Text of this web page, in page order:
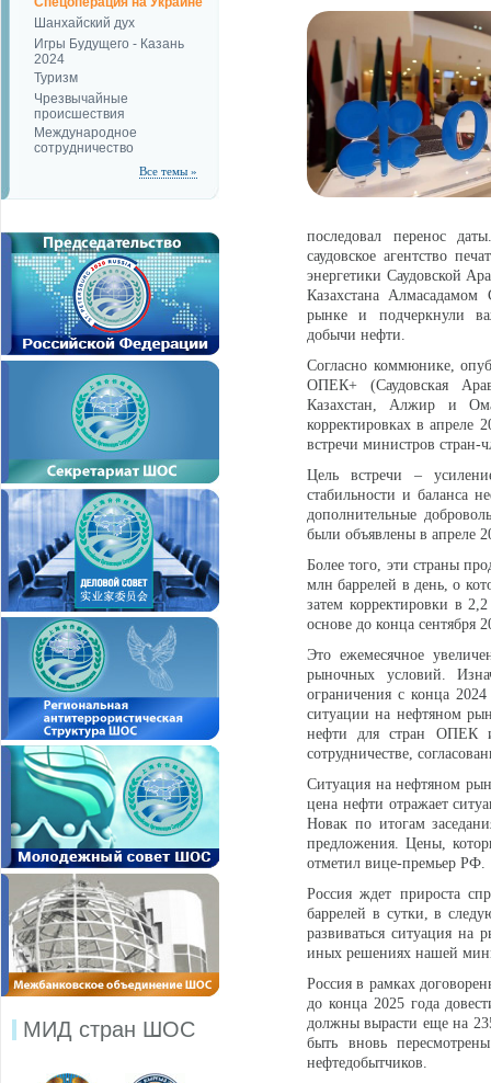
Шанхайский дух
Игры Будущего - Казань
2024
Туризм
Чрезвычайные
происшествия
Международное
сотрудничество
Все темы »
МИД стран ШОС
последовал перенос
саудовское агентство
энергетики Саудовской
Казахстана Алмасадамом
рынке и подчеркнули
добычи нефти.
Согласно коммюнике,
ОПЕК+ (Саудовская
Казахстан, Алжир и
корректировках в апреле
встречи министров
Цель встречи –
стабильности и баланса
дополнительные
были объявлены в апреле
Более того, эти страны
млн баррелей в день, о
затем корректировки в
основе до конца сентября
Это ежемесячное
рыночных условий.
ограничения с конца
ситуации на нефтяном
нефти для стран ОПЕК
сотрудничестве,
Ситуация на нефтяном
цена нефти отражает
Новак по итогам
предложения. Цены,
отметил вице-премьер РФ.
Россия ждет прироста
баррелей в сутки, в
развиваться ситуация
иных решениях нашей
Россия в рамках
до конца 2025 года
должны вырасти еще на
быть вновь
нефтедобытчиков.